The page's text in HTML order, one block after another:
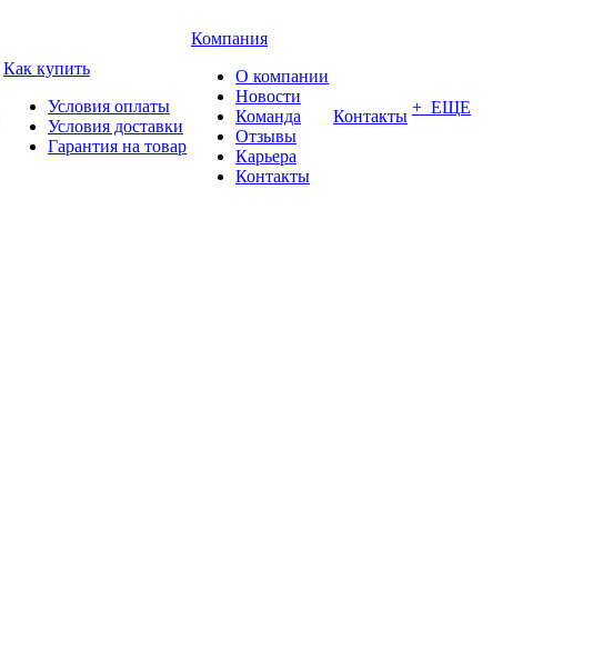
Как купить
Условия оплаты
Условия доставки
Гарантия на товар
Компания
О компании
Новости
Команда
Отзывы
Карьера
Контакты
Контакты + ЕЩЕ